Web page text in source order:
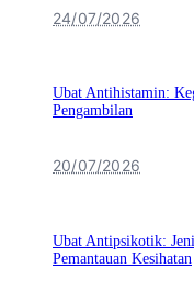
24/07/2026
Ubat Antihistamin:
Pengambilan
20/07/2026
Ubat Antipsikotik:
Pemantauan Kesihatan